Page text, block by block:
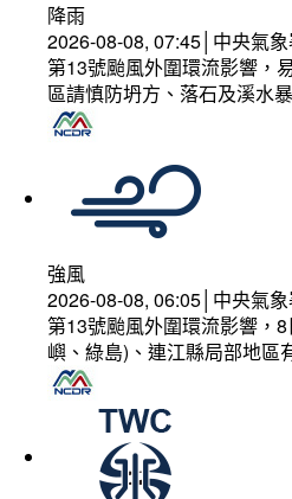
降雨
2026-08-08, 07:45│中央氣
第13號颱風外圍環流影響，
區請慎防坍方、落石及溪水
強風
2026-08-08, 06:05│中央氣
第13號颱風外圍環流影響，
嶼、綠島)、連江縣局部地